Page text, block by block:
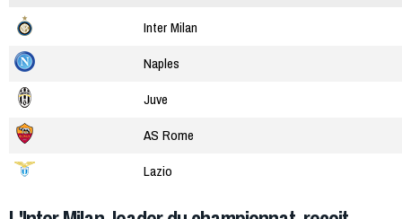
Inter Milan
Naples
Juve
AS Rome
Lazio